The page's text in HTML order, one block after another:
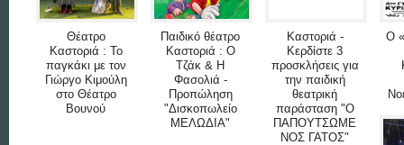
Θέατρο
Καστοριά : Το
παγκάκι με τον
Γιώργο Κιμούλη
στο Θέατρο
Βουνού
Παιδικό θέατρο
Καστοριά : Ο
Τζάκ & Η
Φασολιά -
Προπώληση
"Δισκοπωλείο
ΜΕΛΩΔΙΑ"
Καστοριά -
Κερδίστε 3
προσκλήσεις για
την παιδική
θεατρική
παράσταση "Ο
ΠΑΠOYΤΣΩΜΕ
ΝΟΣ ΓΑΤΟΣ"
Ο